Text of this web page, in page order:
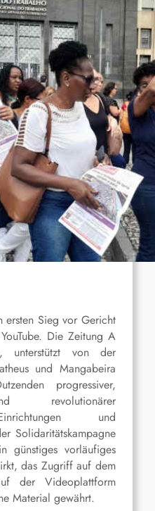
Sieg vor Gericht
Die Zeitung A
unterstützt von der
und Mangabeira
progressiver,
revolutionärer
und
Solidaritätskampagne
günstiges vorläufiges
das Zugriff auf dem
der Videoplattform
Material gewährt.